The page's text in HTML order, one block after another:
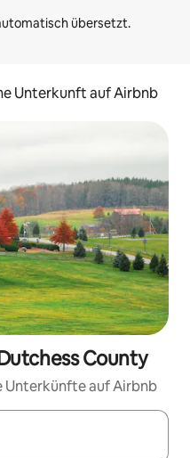
Unterkunft auf Airbnb
County
Unterkünfte auf Airbnb
navigiere mit den